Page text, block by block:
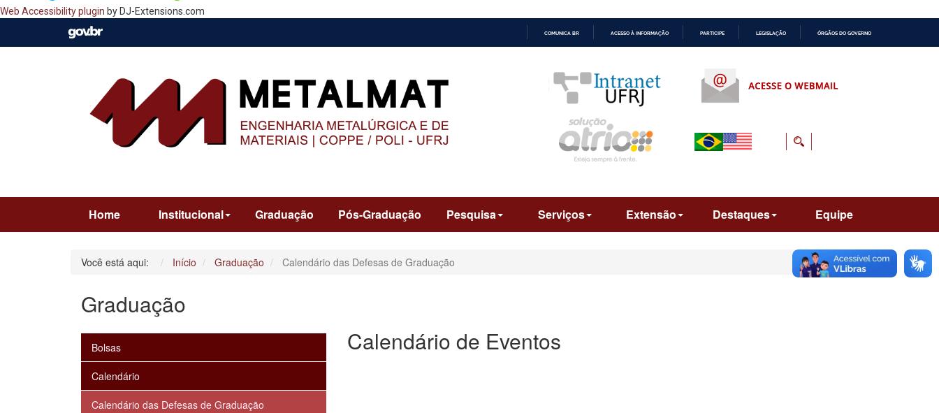
Web Accessibility plugin by DJ-Extensions.com
COMUNICA BR ACESSO À INFORMAÇÃO PARTICIPE LEGISLAÇÃO ÓRGÃOS DO GOVERNO
Home Institucional Graduação Pós-Graduação Pesquisa Serviços Extensão Destaques Equipe
Você está aqui: Início Graduação Calendário das Defesas de Graduação
Graduação
Bolsas
Calendário
Calendário das Defesas de Graduação
Calendário de Eventos